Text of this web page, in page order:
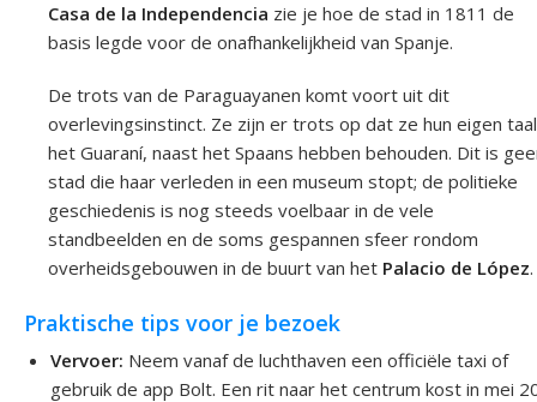
Casa de la Independencia zie je hoe de stad in 1811 de
basis legde voor de onafhankelijkheid van Spanje.
De trots van de Paraguayanen komt voort uit dit
overlevingsinstinct. Ze zijn er trots op dat ze hun eigen
het Guaraní, naast het Spaans hebben behouden. Dit is
stad die haar verleden in een museum stopt; de politieke
geschiedenis is nog steeds voelbaar in de vele
standbeelden en de soms gespannen sfeer rondom
overheidsgebouwen in de buurt van het Palacio de López.
Praktische tips voor je bezoek
Vervoer: Neem vanaf de luchthaven een officiële taxi of
gebruik de app Bolt. Een rit naar het centrum kost in mei